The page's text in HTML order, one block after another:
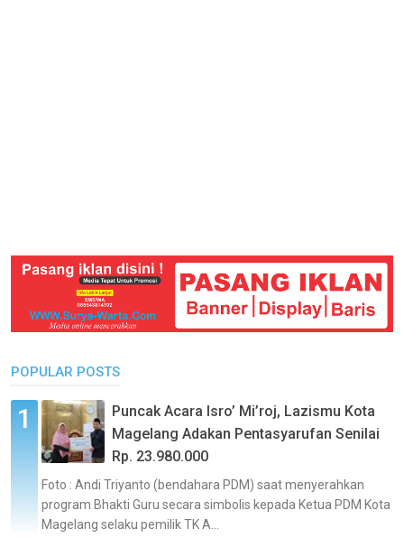
POPULAR POSTS
Puncak Acara Isro’ Mi’roj, Lazismu Kota
Magelang Adakan Pentasyarufan Senilai
Rp. 23.980.000
Foto : Andi Triyanto (bendahara PDM) saat menyerahkan
program Bhakti Guru secara simbolis kepada Ketua PDM Kota
Magelang selaku pemilik TK A...